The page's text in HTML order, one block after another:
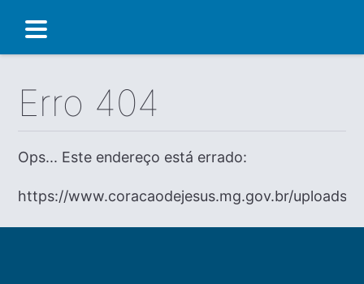
Erro 404
Ops... Este endereço está errado:
https://www.coracaodejesus.mg.gov.br/uploads/